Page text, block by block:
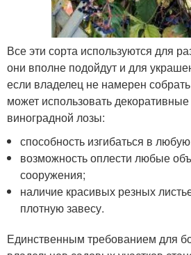
Все эти сорта используются для
они вполне подойдут и для
если владелец не намерен
может использовать
виноградной лозы:
способность изгибаться в
возможность оплести любые
сооружения;
наличие красивых резных
плотную завесу.
Единственным требованием для